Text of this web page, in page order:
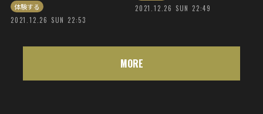
体験する
2021.12.26 SUN 22:53
2021.12.26 SUN 22:49
MORE